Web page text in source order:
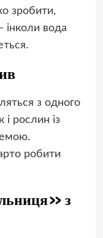
зробити,
інколи вода
з одного
рослин із
робити
з